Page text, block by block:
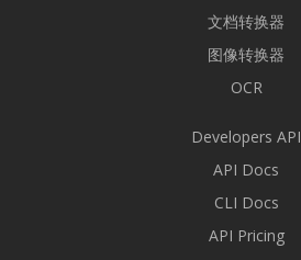
文档转换器
图像转换器
OCR
Developers API
API Docs
CLI Docs
API Pricing